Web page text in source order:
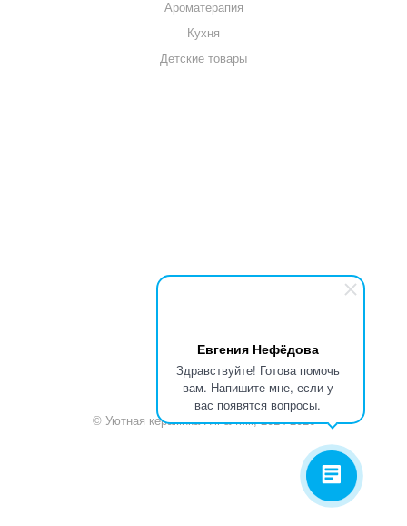
Евгения Нефёдова
Здравствуйте! Готова помочь
вам. Напишите мне, если у
вас появятся вопросы.
Ароматерапия
Кухня
Детские товары
© Уютная керамика Hill & Mill, 2014-2026